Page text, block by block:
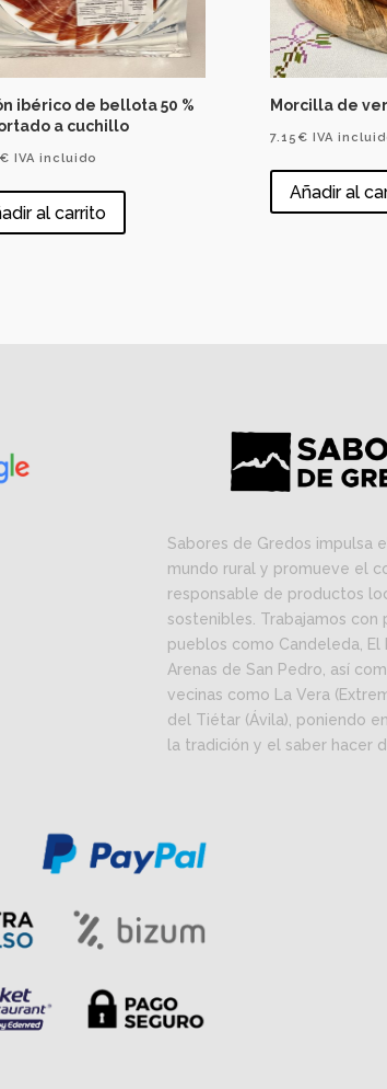
ibérico de bellota 50 %
a cuchillo
€ IVA incluido
al carrito
Morcilla de
7.15 € IVA
Añadir al
Sabores de Gredos impulsa
mundo rural y promueve el
responsable de productos
sostenibles. Trabajamos con
pueblos como Candeleda, El
Arenas de San Pedro, así
vecinas como La Vera
del Tiétar (Ávila), poniendo
la tradición y el saber hacer